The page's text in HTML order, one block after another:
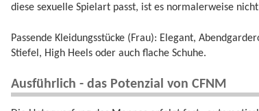
diese sexuelle Spielart passt, ist es normalerweise
Passende Kleidungsstücke (Frau): Elegant,
Stiefel, High Heels oder auch flache Schuhe.
Ausführlich - das Potenzial von CFNM